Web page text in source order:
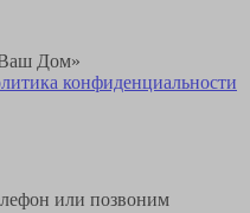
Дом»
конфиденциальности
или позвоним